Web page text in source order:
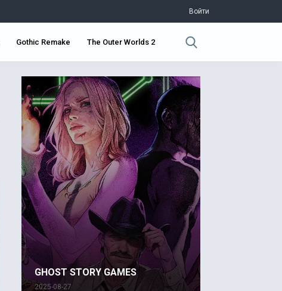
Войти
Gothic Remake The Outer Worlds 2
GHOST STORY GAMES
2025-08-27